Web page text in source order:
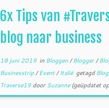
6x Tips van
blog naar business
18 juni 2019in Bloggen/Blogger/
Businesstrip/Event/Italië getagd
Traverse19 doorSuzanne(geüpdatet op